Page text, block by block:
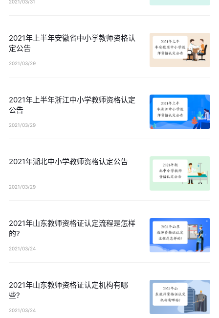
2021/03/31
2021年上半年安徽省中小学教师资格认
定公告
2021/03/29
2021年上半年浙江中小学教师资格认定
公告
2021/03/29
2021年湖北中小学教师资格认定公告
2021/03/29
2021年山东教师资格证认定流程是怎样
的?
2021/03/24
2021年山东教师资格证认定机构有哪
些?
2021/03/24